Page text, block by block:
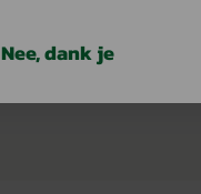
Nee, dank je